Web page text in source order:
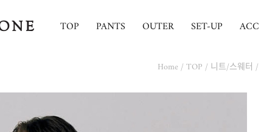
TOP PANTS OUTER SET-UP ACC
Home / TOP / 니트/스웨터 /